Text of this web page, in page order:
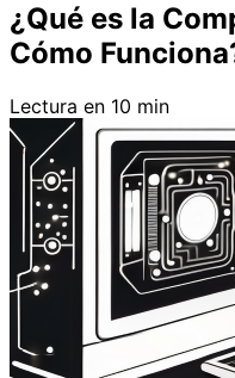
¿Qué es la
Cómo
Lectura en 10 min